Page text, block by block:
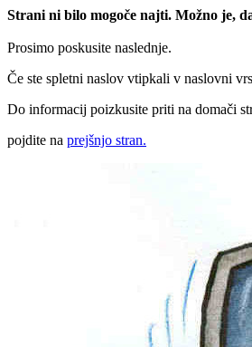
Strani ni bilo mogoče najti. Možno je,
Prosimo poskusite naslednje.
Če ste spletni naslov vtipkali v naslovni
Do informacij poizkusite priti na domači
pojdite na prejšnjo stran.